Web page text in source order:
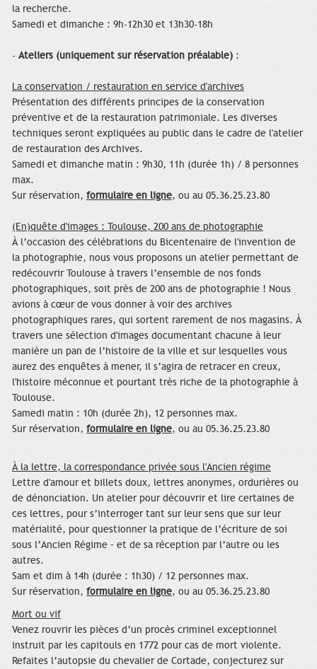
la recherche.
Samedi et dimanche : 9h-12h30 et 13h30-18h
- Ateliers (uniquement sur réservation préalable) :
La conservation / restauration en service d'archives
Présentation des différents principes de la conservation
préventive et de la restauration patrimoniale. Les diverses
techniques seront expliquées au public dans le cadre de l'atelier
de restauration des Archives.
Samedi et dimanche matin : 9h30, 11h (durée 1h) / 8 personnes
max.
Sur réservation, formulaire en ligne, ou au 05.36.25.23.80
(En)quête d'images : Toulouse, 200 ans de photographie
À l’occasion des célébrations du Bicentenaire de l'invention de
la photographie, nous vous proposons un atelier permettant de
redécouvrir Toulouse à travers l’ensemble de nos fonds
photographiques, soit près de 200 ans de photographie ! Nous
avions à cœur de vous donner à voir des archives
photographiques rares, qui sortent rarement de nos magasins. À
travers une sélection d'images documentant chacune à leur
manière un pan de l’histoire de la ville et sur lesquelles vous
aurez des enquêtes à mener, il s’agira de retracer en creux,
l'histoire méconnue et pourtant très riche de la photographie à
Toulouse.
Samedi matin : 10h (durée 2h), 12 personnes max.
Sur réservation, formulaire en ligne, ou au 05.36.25.23.80
À la lettre, la correspondance privée sous l'Ancien régime
Lettre d'amour et billets doux, lettres anonymes, ordurières ou
de dénonciation. Un atelier pour découvrir et lire certaines de
ces lettres, pour s’interroger tant sur leur sens que sur leur
matérialité, pour questionner la pratique de l’écriture de soi
sous l’Ancien Régime – et de sa réception par l’autre ou les
autres.
Sam et dim à 14h (durée : 1h30) / 12 personnes max.
Sur réservation, formulaire en ligne, ou au 05.36.25.23.80
Mort ou vif
Venez rouvrir les pièces d’un procès criminel exceptionnel
instruit par les capitouls en 1772 pour cas de mort violente.
Refaites l’autopsie du chevalier de Cortade, conjecturez sur